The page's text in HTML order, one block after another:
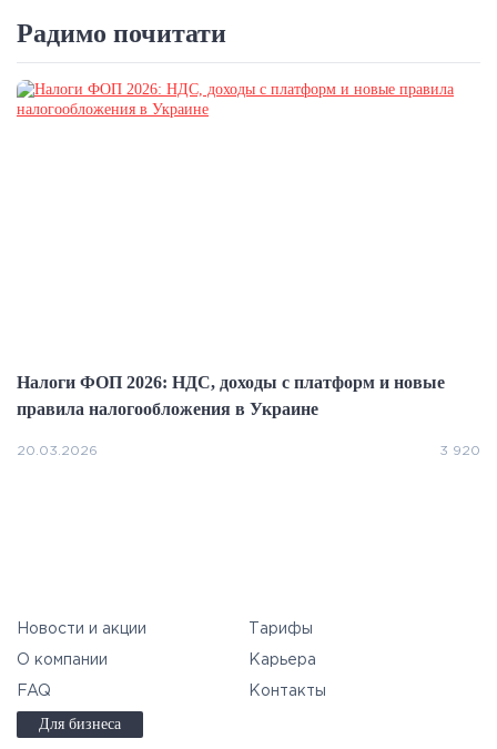
Радимо почитати
Налоги ФОП 2026: НДС, доходы с платформ и новые
правила налогообложения в Украине
20.03.2026 3 920
Новости и акции Тарифы
О компании Карьера
FAQ Контакты
Для бизнеса